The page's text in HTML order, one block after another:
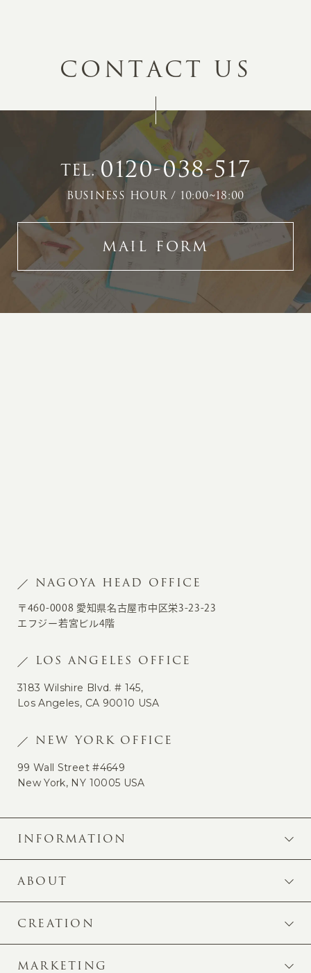
CONTACT US
TEL.0120-038-517
BUSINESS HOUR / 10:00~18:00
MAIL FORM
NAGOYA HEAD OFFICE
〒460-0008 愛知県名古屋市中区栄3-23-23
エフジー若宮ビル4階
LOS ANGELES OFFICE
3183 Wilshire Blvd. # 145,
Los Angeles, CA 90010 USA
NEW YORK OFFICE
99 Wall Street #4649
New York, NY 10005 USA
INFORMATION
ABOUT
CREATION
MARKETING